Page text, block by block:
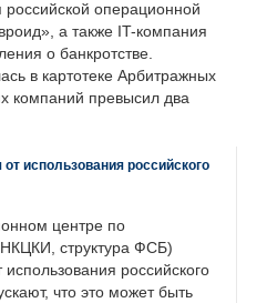
операционной
а также IT-компания
о банкротстве.
в картотеке Арбитражных
компаний превысил два
использования российского
центре по
структура ФСБ)
российского
что это может быть